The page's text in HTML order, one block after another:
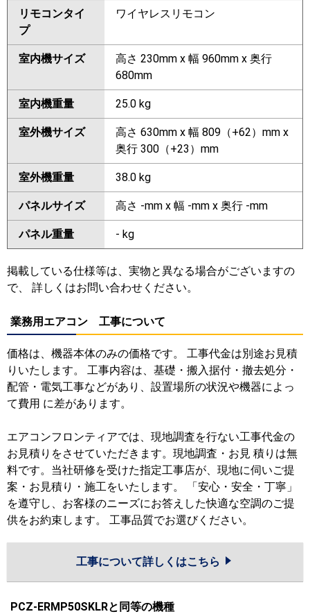
リモコンタイ
プ
ワイヤレスリモコン
室内機サイズ
高さ 230mm x 幅 960mm x 奥行
680mm
室内機重量 25.0 kg
室外機サイズ
高さ 630mm x 幅 809（+62）mm x
奥行 300（+23）mm
室外機重量 38.0 kg
パネルサイズ 高さ -mm x 幅 -mm x 奥行 -mm
パネル重量 - kg
掲載している仕様等は、実物と異なる場合がございますの
で、 詳しくはお問い合わせください。
業務用エアコン 工事について
価格は、機器本体のみの価格です。 工事代金は別途お見積
りいたします。 工事内容は、基礎・搬入据付・撤去処分・
配管・電気工事などがあり、設置場所の状況や機器によっ
て費用 に差があります。
エアコンフロンティアでは、現地調査を行ない工事代金の
お見積りをさせていただきます。現地調査・お見 積りは無
料です。当社研修を受けた指定工事店が、現地に伺いご提
案・お見積り・施工をいたします。 「安心・安全・丁寧」
を遵守し、お客様のニーズにお答えした快適な空調のご提
供をお約束します。 工事品質でお選びください。
工事について詳しくはこちら
PCZ-ERMP50SKLRと同等の機種